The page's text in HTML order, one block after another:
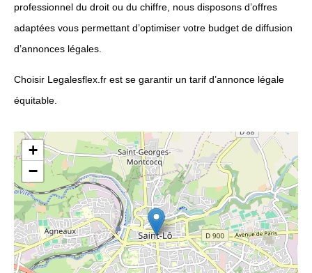
professionnel du droit ou du chiffre, nous disposons d’offres
adaptées vous permettant d’optimiser votre budget de diffusion
d’annonces légales.
Choisir Legalesflex.fr est se garantir un tarif d’annonce légale
équitable.
+
−